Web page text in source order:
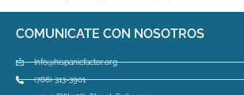
COMUNICATE CON NOSOTROS
Info@hispanicfactor.org
(786) 313-3901